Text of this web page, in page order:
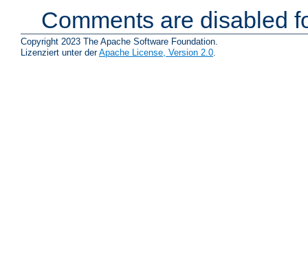
Comments are disabled
Copyright 2023 The Apache Software Foundation.
Lizenziert unter derApache License, Version 2.0.